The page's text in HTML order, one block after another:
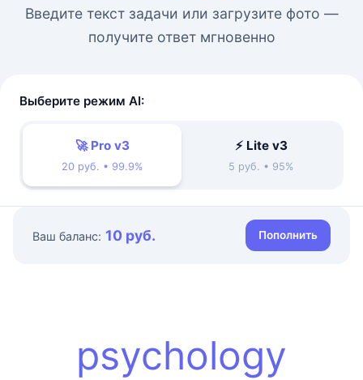
Введите текст задачи или загрузите фото —
получите ответ мгновенно
Выберите режим AI:
🚀 Pro v3
20 руб. • 99.9%
⚡ Lite v3
5 руб. • 95%
Ваш баланс: 10 руб. Пополнить
psychology